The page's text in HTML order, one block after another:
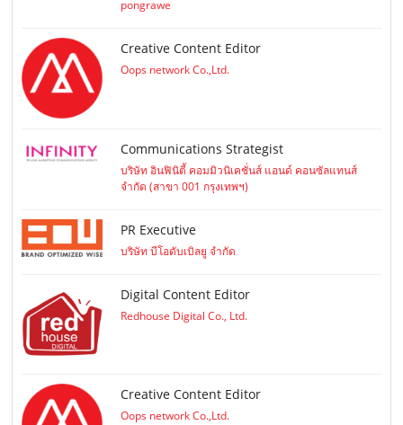
pongrawe
Creative Content Editor
Oops network Co.,Ltd.
Communications Strategist
บริษัท อินฟินิตี้ คอมมิวนิเคชั่นส์ แอนด์ คอนซัลแทนส์
จำกัด (สาขา 001 กรุงเทพฯ)
PR Executive
บริษัท บีโอดับเบิลยู จำกัด
Digital Content Editor
Redhouse Digital Co., Ltd.
Creative Content Editor
Oops network Co.,Ltd.